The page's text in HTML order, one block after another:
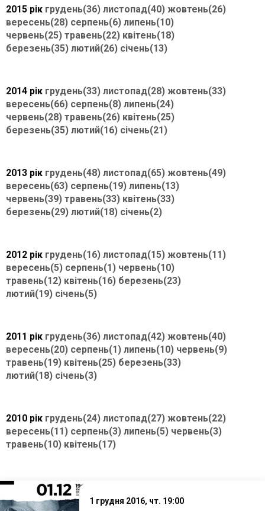
2015 рік грудень(36) листопад(40) жовтень(26)
вересень(28) серпень(6) липень(10)
червень(25) травень(22) квітень(18)
березень(35) лютий(26) січень(13)
2014 рік грудень(33) листопад(28) жовтень(33)
вересень(66) серпень(8) липень(24)
червень(28) травень(26) квітень(25)
березень(35) лютий(16) січень(21)
2013 рік грудень(48) листопад(65) жовтень(49)
вересень(63) серпень(19) липень(13)
червень(39) травень(33) квітень(33)
березень(29) лютий(18) січень(2)
2012 рік грудень(16) листопад(15) жовтень(11)
вересень(5) серпень(1) червень(10)
травень(12) квітень(16) березень(23)
лютий(19) січень(5)
2011 рік грудень(36) листопад(42) жовтень(40)
вересень(20) серпень(1) липень(10) червень(9)
травень(19) квітень(25) березень(33)
лютий(18) січень(3)
2010 рік грудень(24) листопад(27) жовтень(22)
вересень(11) серпень(3) липень(5) червень(3)
травень(10) квітень(17)
1 грудня 2016, чт. 19:00